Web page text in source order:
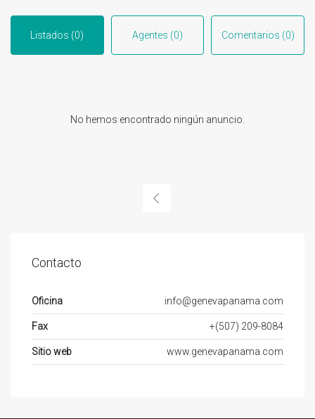
Listados (0) Agentes (0) Comentarios (0)
No hemos encontrado ningún anuncio.
Contacto
Oficina info@genevapanama.com
Fax +(507) 209-8084
Sitio web www.genevapanama.com